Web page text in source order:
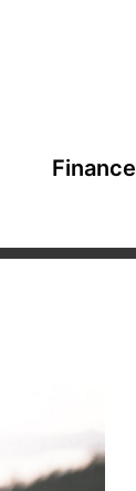
Finance